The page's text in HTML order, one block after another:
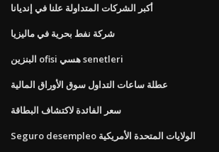
أكبر الشركات المتداولة علنا ​​في إنديانا
شركة نفط بحرية في ماليزيا
البنزين ofisi هسي senetleri
عطلة ساعات التداول سوق الأوراق المالية
سعر الفائدة لاكتشاف البطاقة
Seguro desempleo الولايات المتحدة الأمريكية